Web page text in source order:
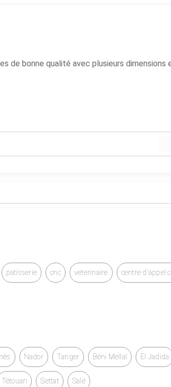
de bonne qualité avec plusieurs dimensions
patisserie cnc veterinaire centre d'appel
Nador Tanger Béni Mellal El Jadida
Tétouan Settat Salé